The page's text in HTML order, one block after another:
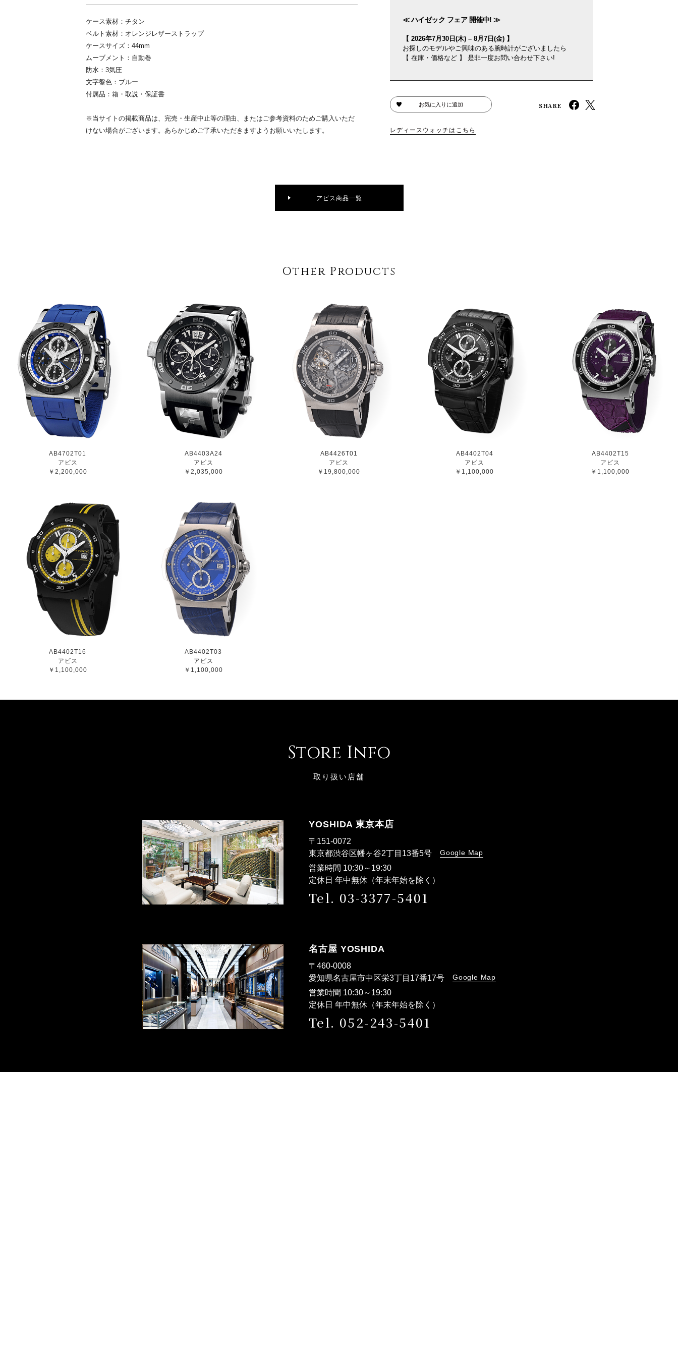
ケース素材：チタン
ベルト素材：オレンジレザーストラップ
ケースサイズ：44mm
ムーブメント：自動巻
防水：3気圧
文字盤色：ブルー
付属品：箱・取説・保証書
※当サイトの掲載商品は、完売・生産中止等の理由、またはご参考資料のためご購入いただ
けない場合がございます。あらかじめご了承いただきますようお願いいたします。
≪ ハイゼック フェア 開催中! ≫
【 2026年7月30日(木) – 8月7日(金) 】
お探しのモデルやご興味のある腕時計がございましたら
【 在庫・価格など 】 是非一度お問い合わせ下さい!
お気に入りに追加 SHARE
レディースウォッチはこちら
アビス商品一覧
Other Products
AB4702T01
アビス
￥2,200,000
AB4403A24
アビス
￥2,035,000
AB4426T01
アビス
￥19,800,000
AB4402T04
アビス
￥1,100,000
AB4402T15
アビス
￥1,100,000
AB4402T16
アビス
￥1,100,000
AB4402T03
アビス
￥1,100,000
Store Info
取り扱い店舗
YOSHIDA 東京本店
〒151-0072
東京都渋谷区幡ヶ谷2丁目13番5号 Google Map
営業時間 10:30～19:30
定休日 年中無休（年末年始を除く）
Tel. 03-3377-5401
名古屋 YOSHIDA
〒460-0008
愛知県名古屋市中区栄3丁目17番17号 Google Map
営業時間 10:30～19:30
定休日 年中無休（年末年始を除く）
Tel. 052-243-5401